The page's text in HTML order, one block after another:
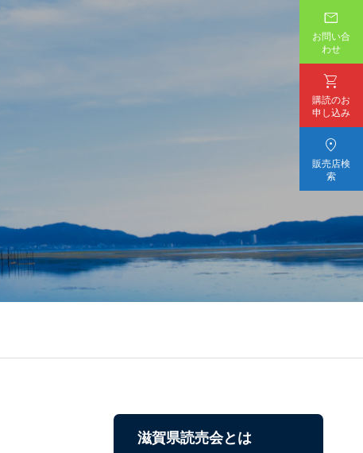

お問い合
わせ

購読のお
申し込み

販売店検
索
滋賀県読売会とは